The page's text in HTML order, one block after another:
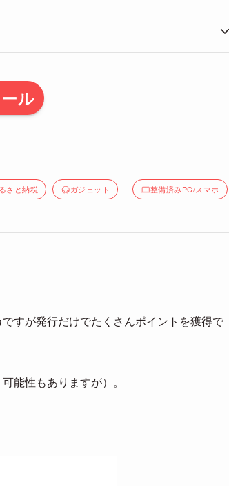
ル
さと納税 ガジェット 整備済みPC/スマホ
すが発行だけでたくさんポイントを獲得で
能性もありますが）。